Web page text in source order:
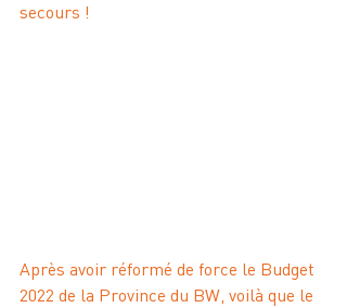
secours !
Après avoir réformé de force le Budget
2022 de la Province du BW, voilà que le